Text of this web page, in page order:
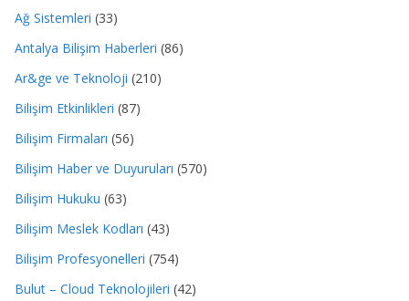
Ağ Sistemleri (33)
Antalya Bilişim Haberleri (86)
Ar&ge ve Teknoloji (210)
Bilişim Etkinlikleri (87)
Bilişim Firmaları (56)
Bilişim Haber ve Duyuruları (570)
Bilişim Hukuku (63)
Bilişim Meslek Kodları (43)
Bilişim Profesyonelleri (754)
Bulut – Cloud Teknolojileri (42)